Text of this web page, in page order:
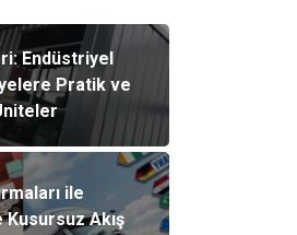
Endüstriyel
Pratik ve
ile
Akış